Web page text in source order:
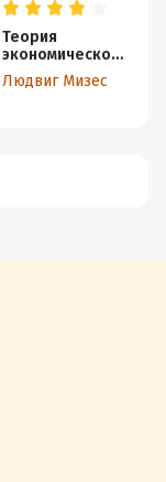
Теория
экономическог
о цикла
Людвиг Мизес